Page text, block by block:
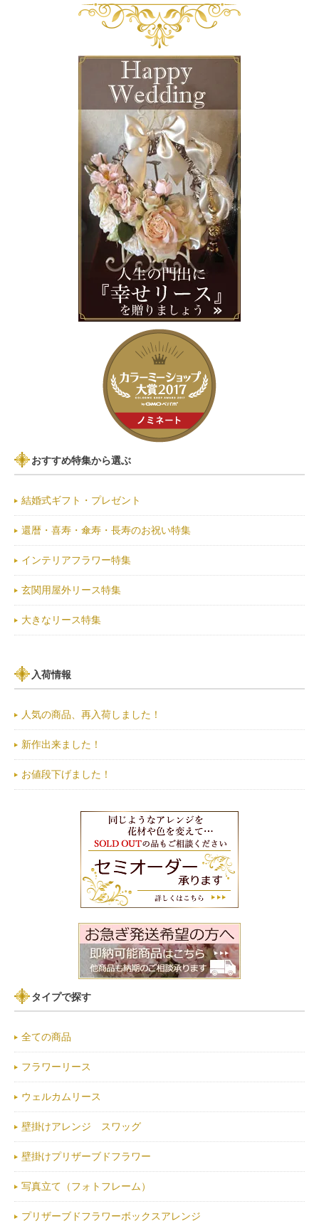
おすすめ特集から選ぶ
結婚式ギフト・プレゼント
還暦・喜寿・傘寿・長寿のお祝い特集
インテリアフラワー特集
玄関用屋外リース特集
大きなリース特集
入荷情報
人気の商品、再入荷しました！
新作出来ました！
お値段下げました！
タイプで探す
全ての商品
フラワーリース
ウェルカムリース
壁掛けアレンジ スワッグ
壁掛けプリザーブドフラワー
写真立て（フォトフレーム）
プリザーブドフラワーボックスアレンジ